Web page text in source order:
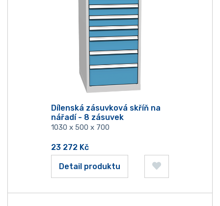
Dílenská zásuvková skříň na
nářadí - 8 zásuvek
1030 x 500 x 700
23 272 Kč
Detail produktu